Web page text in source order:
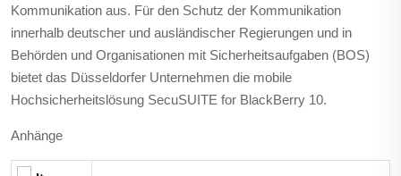
Kommunikation aus. Für den Schutz der Kommunikation
innerhalb deutscher und ausländischer Regierungen und in
Behörden und Organisationen mit Sicherheitsaufgaben (BOS)
bietet das Düsseldorfer Unternehmen die mobile
Hochsicherheitslösung SecuSUITE for BlackBerry 10.
Anhänge